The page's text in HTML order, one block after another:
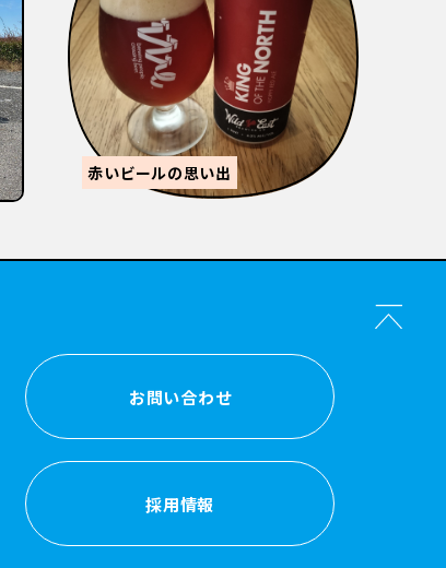
森的ビール人生②
お問い合わせ
採用情報